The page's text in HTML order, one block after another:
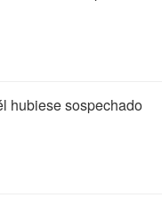
hubiese sospechado